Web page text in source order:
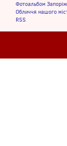
Фотоальбом
Обличчя нашого
RSS